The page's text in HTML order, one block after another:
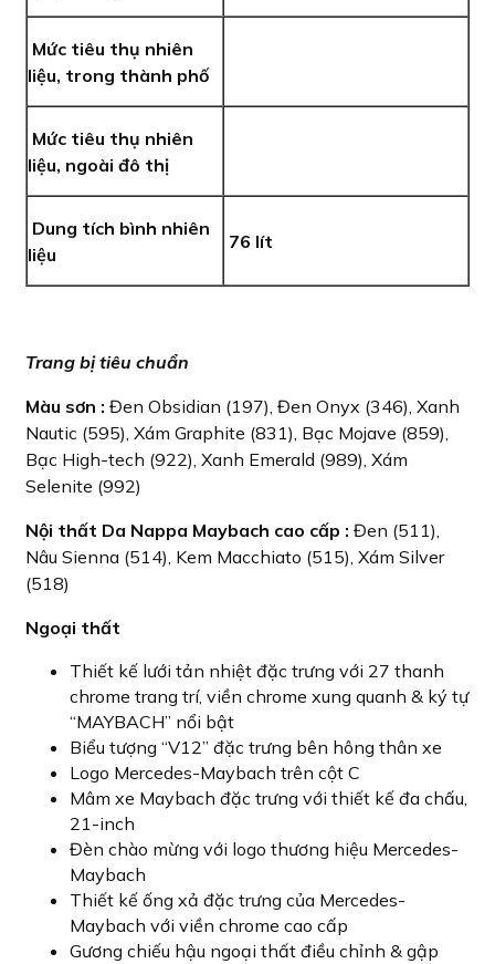
Mức tiêu thụ nhiên
liệu, trong thành phố
Mức tiêu thụ nhiên
liệu, ngoài đô thị
Dung tích bình nhiên
liệu
76 lít
Trang bị tiêu chuẩn
Màu sơn : Đen Obsidian (197), Đen Onyx (346), Xanh
Nautic (595), Xám Graphite (831), Bạc Mojave (859),
Bạc High-tech (922), Xanh Emerald (989), Xám
Selenite (992)
Nội thất Da Nappa Maybach cao cấp : Đen (511),
Nâu Sienna (514), Kem Macchiato (515), Xám Silver
(518)
Ngoại thất
Thiết kế lưới tản nhiệt đặc trưng với 27 thanh
chrome trang trí, viền chrome xung quanh & ký tự
“MAYBACH” nổi bật
Biểu tượng “V12” đặc trưng bên hông thân xe
Logo Mercedes-Maybach trên cột C
Mâm xe Maybach đặc trưng với thiết kế đa chấu,
21-inch
Đèn chào mừng với logo thương hiệu Mercedes-
Maybach
Thiết kế ống xả đặc trưng của Mercedes-
Maybach với viền chrome cao cấp
Gương chiếu hậu ngoại thất điều chỉnh & gập